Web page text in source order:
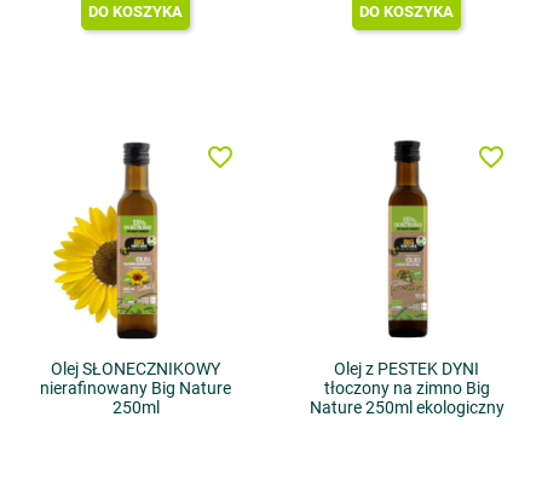
DO KOSZYKA DO KOSZYKA
Olej SŁONECZNIKOWY
nierafinowany Big Nature
250ml
favorite_border
Olej z PESTEK DYNI
tłoczony na zimno Big
Nature 250ml ekologiczny
favorite_border